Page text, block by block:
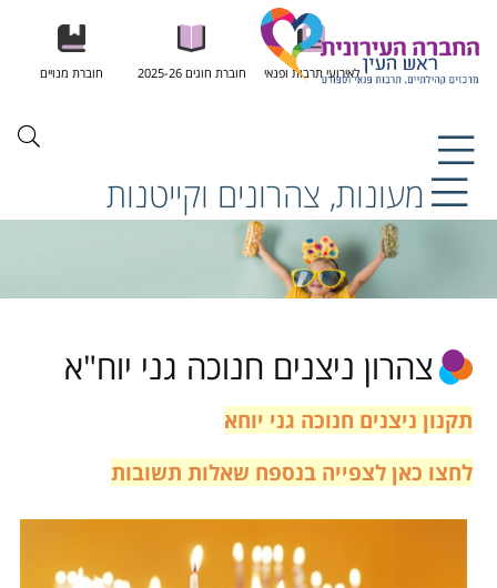
לאירועי תרבות ופנאי חוברת חוגים 2025-26 חוברת מנויים
מעונות, צהרונים וקייטנות
צהרון ניצנים חנוכה גני יוח"א
תקנון ניצנים חנוכה גני יוחא
לחצו כאן לצפייה בנספח שאלות תשובות